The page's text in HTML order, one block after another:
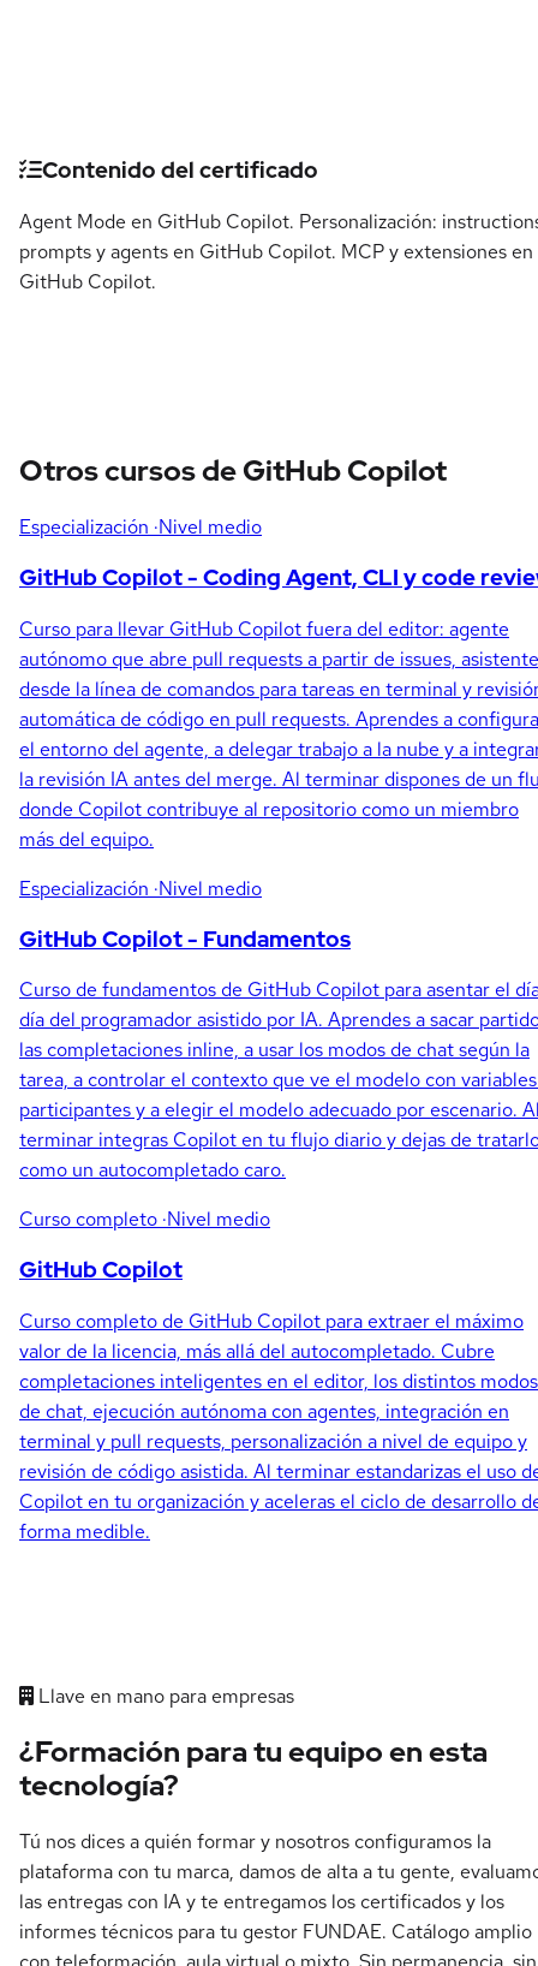
Detalles del curso
Contenido del certificado
Agent Mode en GitHub Copilot. Personalización:
prompts y agents en GitHub Copilot. MCP y extensiones en
GitHub Copilot.
Otros cursos de GitHub Copilot
Especialización ·Nivel medio
GitHub Copilot - Coding Agent, CLI y code
Curso para llevar GitHub Copilot fuera del editor: agente
autónomo que abre pull requests a partir de issues, asistente
desde la línea de comandos para tareas en terminal y
automática de código en pull requests. Aprendes a
el entorno del agente, a delegar trabajo a la nube y a
la revisión IA antes del merge. Al terminar dispones de un
donde Copilot contribuye al repositorio como un miembro
más del equipo.
Especialización ·Nivel medio
GitHub Copilot - Fundamentos
Curso de fundamentos de GitHub Copilot para asentar el
día del programador asistido por IA. Aprendes a sacar
las completaciones inline, a usar los modos de chat según la
tarea, a controlar el contexto que ve el modelo con
participantes y a elegir el modelo adecuado por escenario.
terminar integras Copilot en tu flujo diario y dejas de
como un autocompletado caro.
Curso completo ·Nivel medio
GitHub Copilot
Curso completo de GitHub Copilot para extraer el máximo
valor de la licencia, más allá del autocompletado. Cubre
completaciones inteligentes en el editor, los distintos modos
de chat, ejecución autónoma con agentes, integración en
terminal y pull requests, personalización a nivel de equipo y
revisión de código asistida. Al terminar estandarizas el uso
Copilot en tu organización y aceleras el ciclo de desarrollo
forma medible.
Llave en mano para empresas
¿Formación para tu equipo en esta
tecnología?
Tú nos dices a quién formar y nosotros configuramos la
plataforma con tu marca, damos de alta a tu gente,
las entregas con IA y te entregamos los certificados y los
informes técnicos para tu gestor FUNDAE. Catálogo amplio